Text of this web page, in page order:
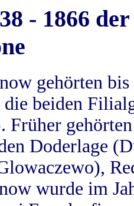
- 1866
gehörten
beiden
Früher
Doderlage
wurde im